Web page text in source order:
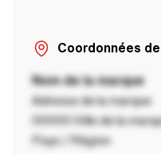
Coordonnées
Nom de la marque
Adresse de la marque
00000 Ville de la
Pays / Région